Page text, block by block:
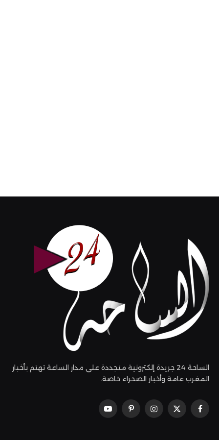
الساحة 24 جريدة إلكترونية متجددة على مدار الساعة تهتم بأخبار
المغرب عامة وأخبار الصحراء خاصة.
فيسبوك
X
الانستغرامبينتيريستيوتيوب